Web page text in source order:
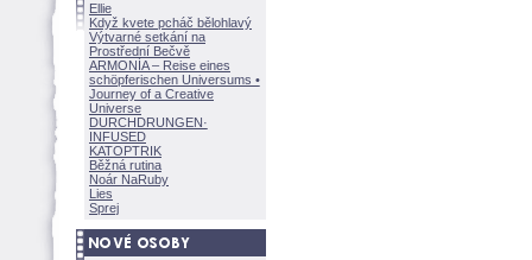
Ellie
Když kvete pcháč bělohlavý
Výtvarné setkání na
Prostřední Bečvě
ARMONÍA – Reise eines
schöpferischen Universums •
Journey of a Creative
Universe
DURCHDRUNGEN·
INFUSED
KATOPTRIK
Běžná rutina
Noár NaRuby
Lies
Sprej